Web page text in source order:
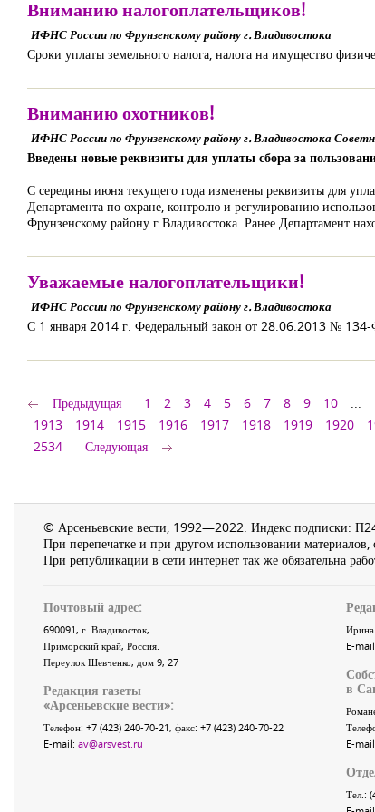
Вниманию налогоплательщиков!
ИФНС России по Фрунзенскому району г. Владивостока
Сроки уплаты земельного налога, налога на имущество
Вниманию охотников!
ИФНС России по Фрунзенскому району г. Владивостока
Введены новые реквизиты для уплаты сбора за
С середины июня текущего года изменены реквизиты для
Департамента по охране, контролю и регулированию
Фрунзенскому району г.Владивостока. Ранее Департамент
Уважаемые налогоплательщики!
ИФНС России по Фрунзенскому району г. Владивостока
С 1 января 2014 г. Федеральный закон от 28.06.2013 № 134-
Предыдущая 1 2 3 4 5 6 7 8 9 10 ...
1913 1914 1915 1916 1917 1918 1919 1920
2534
Следующая
© Арсеньевские вести, 1992—2022. Индекс подписки:
При перепечатке и при другом использовании материалов,
При републикации в сети интернет так же обязательна
Почтовый адрес:
690091, г. Владивосток,
Приморский край, Россия.
Переулок Шевченко, дом 9, 27
Редакция газеты
«Арсеньевские вести»:
Телефон: +7 (423) 240-70-21, факс: +7 (423) 240-70-22
E-mail: av@arsvest.ru
Ирина
E-
в
E-
Тел.: